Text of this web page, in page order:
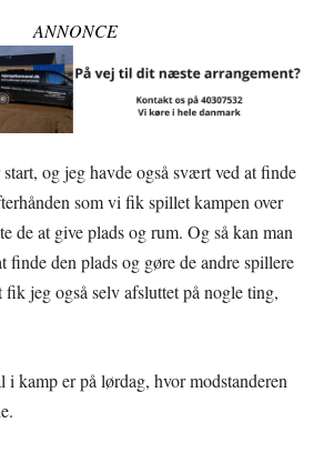
ANNONCE
og jeg havde også svært ved at finde
som vi fik spillet kampen over
de at give plads og rum. Og så kan man
finde den plads og gøre de andre spillere
jeg også selv afsluttet på nogle ting,
kamp er på lørdag, hvor modstanderen